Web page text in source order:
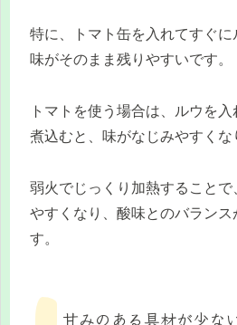
特に、トマト缶を入れてすぐ
味がそのまま残りやすいです。
トマトを使う場合は、ルウを
煮込むと、味がなじみやすくな
弱火でじっくり加熱することで
やすくなり、酸味とのバランス
す。
甘みのある具材が少な